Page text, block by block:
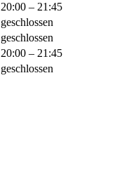
20:00 – 21:45
geschlossen
geschlossen
20:00 – 21:45
geschlossen